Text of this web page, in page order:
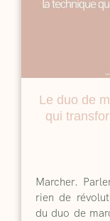
Le duo de
qui
Marcher.
rien de
du duo de